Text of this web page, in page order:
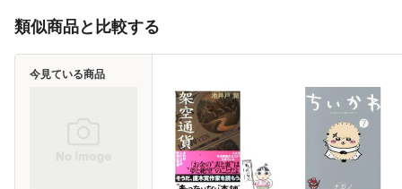
類似商品と比較する
今見ている商品